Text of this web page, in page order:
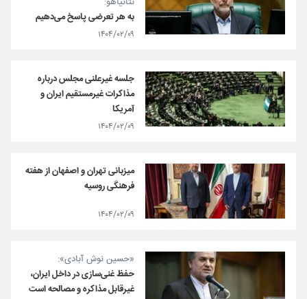
به هر تعرضی پاسخ می‌دهیم
۱۴۰۴/۰۲/۰۹
جلسه غیرعلنی مجلس درباره
مذاکرات غیرمستقیم ایران و
آمریکا
۱۴۰۴/۰۲/۰۹
میزبانی تهران و اصفهان از هفته
فرهنگی روسیه
۱۴۰۴/۰۲/۰۹
«حسین نوش آبادی»:
حفظ غنی‌سازی در داخل ایران،
غیرقابل مذاکره و مصالحه است